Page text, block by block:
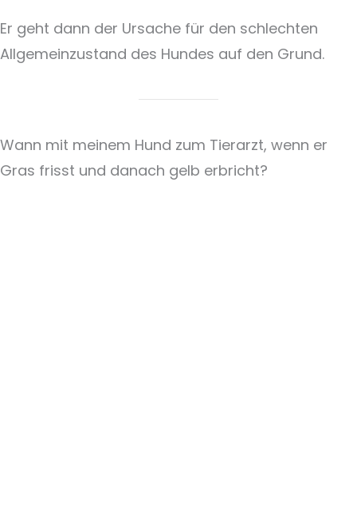
Er geht dann der Ursache für den schlechten
Allgemeinzustand des Hundes auf den Grund.
Wann mit meinem Hund zum Tierarzt, wenn er
Gras frisst und danach gelb erbricht?